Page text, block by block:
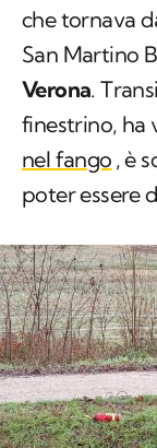
che tornava
San Martino
Verona.
finestrino, ha
nel fango , è
poter essere